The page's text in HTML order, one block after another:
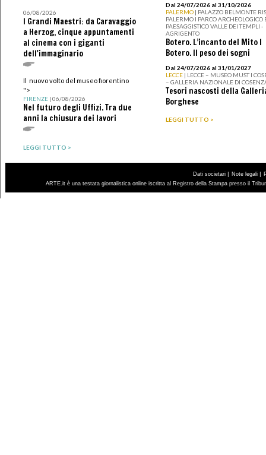
06/08/2026
I Grandi Maestri: da Caravaggio
a Herzog, cinque appuntamenti
al cinema con i giganti
dell'immaginario
Il nuovo volto del museo fiorentino
">
FIRENZE| 06/08/2026
Nel futuro degli Uffizi. Tra due
anni la chiusura dei lavori
LEGGI TUTTO >
Dal 24/07/2026 al 31/10/2026
PALERMO | PALAZZO BELMONTE
PALERMO I PARCO ARCHEOLOGICO
PAESAGGISTICO VALLE DEI TEMPLI -
AGRIGENTO
Botero. L’incanto del Mito I
Botero. Il peso dei sogni
Dal 24/07/2026 al 31/01/2027
LECCE | LECCE – MUSEO MUST I
– GALLERIA NAZIONALE DI
Tesori nascosti della
Borghese
LEGGI TUTTO >
Dati societari | Note legali |
ARTE.it è una testata giornalistica online iscritta al Registro della Stampa presso il